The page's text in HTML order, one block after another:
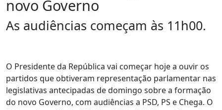
novo Governo
As audiências começam às 11h00.
O Presidente da República vai começar hoje a ouvir os
partidos que obtiveram representação parlamentar nas
legislativas antecipadas de domingo sobre a formação
do novo Governo, com audiências a PSD, PS e Chega. O